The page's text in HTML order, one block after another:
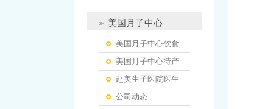
美国月子中心
美国月子中心饮食
美国月子中心待产
赴美生子医院医生
公司动态